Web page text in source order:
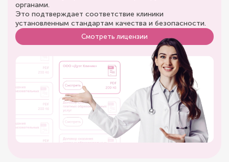
органами.
Это подтверждает соответствие клиники
установленным стандартам качества и безопасности.
Смотреть лицензии